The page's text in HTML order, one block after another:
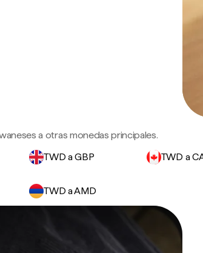
a otras monedas principales.
TWD a GBP TWD a
TWD a AMD